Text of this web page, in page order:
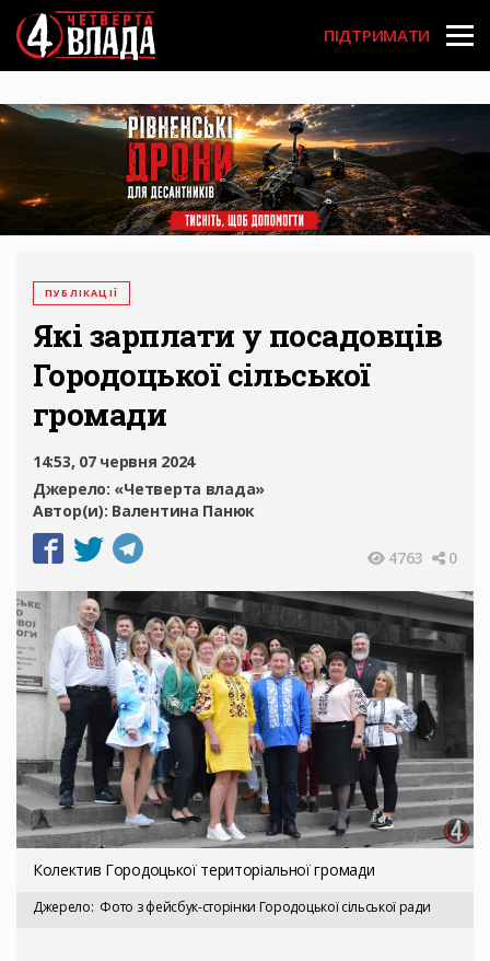
Перейти
до
основного
вмісту
User
account
menu
ПІДТРИМАТИ
ПУБЛІКАЦІЇ
Які зарплати у посадовців
Городоцької сільської
громади
14:53, 07 червня 2024
Джерело: «Четверта влада»
Автор(и): Валентина Панюк
4763 0
Колектив Городоцької територіальної громади
Джерело Фото з фейсбук-сторінки Городоцької сільської ради